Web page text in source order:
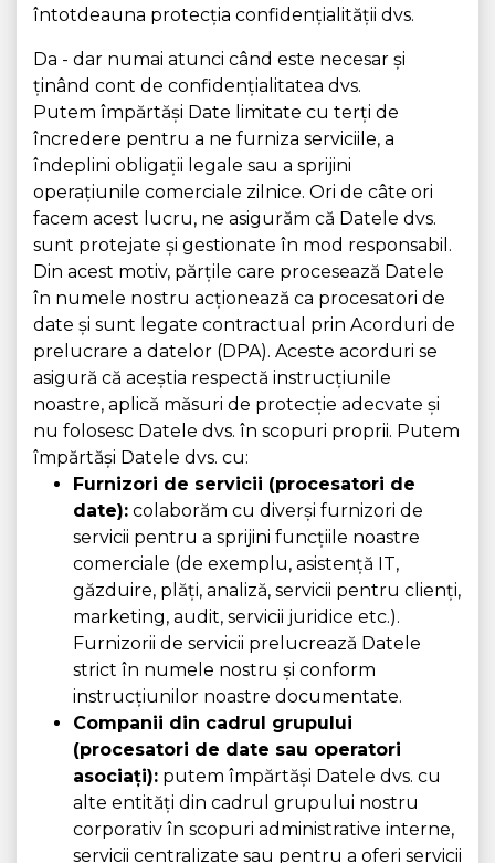
întotdeauna protecția confidențialității dvs.
Da - dar numai atunci când este necesar și
ținând cont de confidențialitatea dvs.
Putem împărtăși Date limitate cu terți de
încredere pentru a ne furniza serviciile, a
îndeplini obligații legale sau a sprijini
operațiunile comerciale zilnice. Ori de câte ori
facem acest lucru, ne asigurăm că Datele dvs.
sunt protejate și gestionate în mod responsabil.
Din acest motiv, părțile care procesează Datele
în numele nostru acționează ca procesatori de
date și sunt legate contractual prin Acorduri de
prelucrare a datelor (DPA). Aceste acorduri se
asigură că aceștia respectă instrucțiunile
noastre, aplică măsuri de protecție adecvate și
nu folosesc Datele dvs. în scopuri proprii. Putem
împărtăși Datele dvs. cu:
Furnizori de servicii (procesatori de
date): colaborăm cu diverși furnizori de
servicii pentru a sprijini funcțiile noastre
comerciale (de exemplu, asistență IT,
găzduire, plăți, analiză, servicii pentru clienți,
marketing, audit, servicii juridice etc.).
Furnizorii de servicii prelucrează Datele
strict în numele nostru și conform
instrucțiunilor noastre documentate.
Companii din cadrul grupului
(procesatori de date sau operatori
asociați): putem împărtăși Datele dvs. cu
alte entități din cadrul grupului nostru
corporativ în scopuri administrative interne,
servicii centralizate sau pentru a oferi servicii